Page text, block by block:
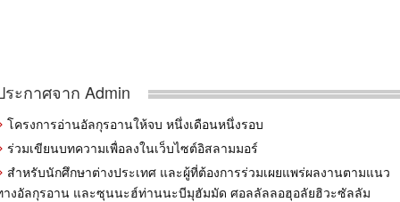
ระกาศจาก Admin
โครงการอ่านอัลกุรอานให้จบ หนึ่งเดือนหนึ่งรอบ
ร่วมเขียนบทความเพื่อลงในเว็บไซต์อิสลามมอร์
สำหรับนักศึกษาต่างประเทศ และผู้ที่ต้องการร่วมเผยแพร่ผลงานตามแนว
างอัลกุรอาน และซุนนะฮ์ท่านนะบีมุฮัมมัด ศอลลัลลอฮุอลัยฮิวะซัลลัม